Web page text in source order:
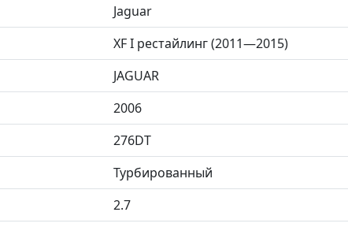
Jaguar
XF I рестайлинг (2011—2015)
JAGUAR
2006
276DT
Турбированный
2.7